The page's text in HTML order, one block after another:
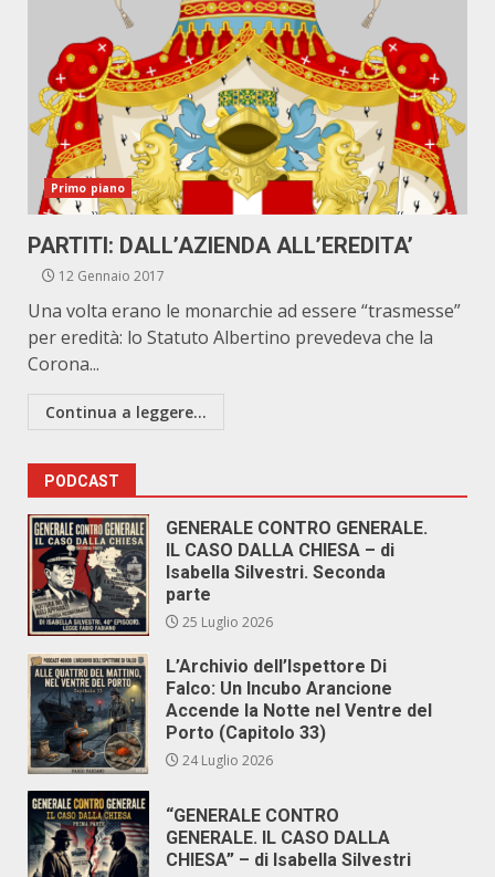
Primo piano
PARTITI: DALL’AZIENDA ALL’EREDITA’
12 Gennaio 2017
Una volta erano le monarchie ad essere “trasmesse”
per eredità: lo Statuto Albertino prevedeva che la
Corona...
Continua a leggere...
PODCAST
GENERALE CONTRO GENERALE.
IL CASO DALLA CHIESA – di
Isabella Silvestri. Seconda
parte
25 Luglio 2026
L’Archivio dell’Ispettore Di
Falco: Un Incubo Arancione
Accende la Notte nel Ventre del
Porto (Capitolo 33)
24 Luglio 2026
“GENERALE CONTRO
GENERALE. IL CASO DALLA
CHIESA” – di Isabella Silvestri